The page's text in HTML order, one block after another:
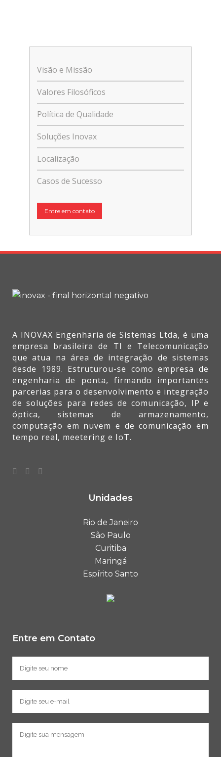
Visão e Missão
Valores Filosóficos
Política de Qualidade
Soluções Inovax
Localização
Casos de Sucesso
Entre em contato
A INOVAX Engenharia de Sistemas Ltda, é uma
empresa brasileira de TI e Telecomunicação
que atua na área de integração de sistemas
desde 1989. Estruturou-se como empresa de
engenharia de ponta, firmando importantes
parcerias para o desenvolvimento e integração
de soluções para redes de comunicação, IP e
óptica, sistemas de armazenamento,
computação em nuvem e de comunicação em
tempo real, meetering e IoT.
Unidades
Rio de Janeiro
São Paulo
Curitiba
Maringá
Espírito Santo
Entre em Contato